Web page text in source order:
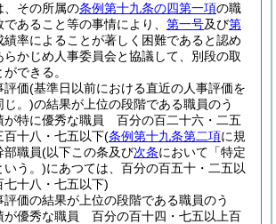
、その所属の条例第十九条の四第一項の職
あること等の事情により、 第一号及び第
績率によることが著しく困難であると認め
らかじめ人事委員会と協議して、別段の取
できる。
評価(基準日以前における直近の人事評価を
じ。)の結果が上位の段階である職員のう
が特に優秀な職員 百分の百二十六・二五
百十八・七五以下(条例第十九条第二項に規
部職員(以下この条及び次条において「特定
いう。)にあつては、百分の百五十・二五以
七十八・七五以下)
評価の結果が上位の段階である職員のう
が優秀な職員 百分の百十四・七五以上百